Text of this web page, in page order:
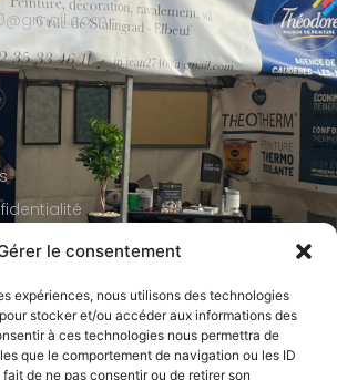
le consentement
expériences, nous utilisons des technologies
stocker et/ou accéder aux informations des
à ces technologies nous permettra de
que le comportement de navigation ou les ID
de ne pas consentir ou de retirer son